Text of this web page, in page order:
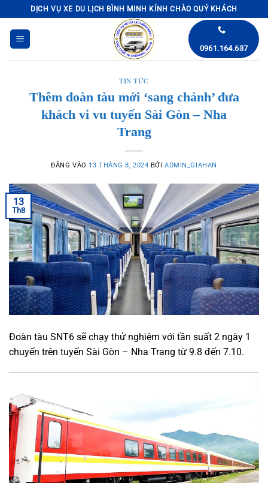
qua
dung
DỊCH VỤ XE DU LỊCH BÌNH MINH KÍNH CHÀO QUÝ KHÁCH
0961.164.637
TIN TỨC
Thêm đoàn tàu mới ‘sang chảnh’ đưa
khách vi vu tuyến Sài Gòn – Nha
Trang
ĐĂNG VÀO 13 THÁNG 8, 2024 BỞIADMIN_GIAHAN
13
Th8
Đoàn tàu SNT6 sẽ chạy thử nghiệm với tần suất 2 ngày 1
chuyến trên tuyến Sài Gòn – Nha Trang từ 9.8 đến 7.10.